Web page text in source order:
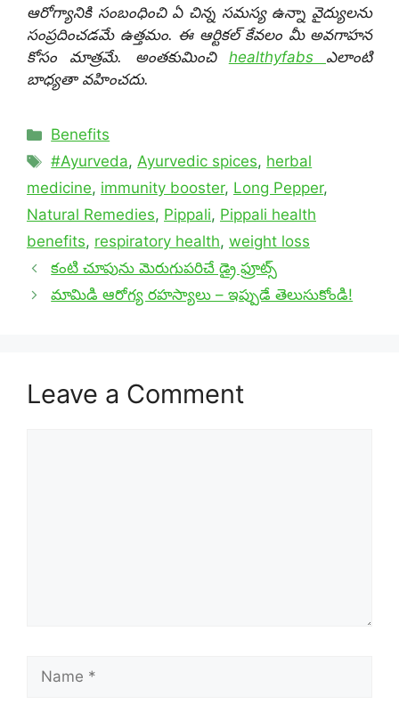
ఆరోగ్యానికి సంబంధించి ఏ చిన్న సమస్య ఉన్నా వైద్యులను
సంప్రదించడమే ఉత్తమం. ఈ ఆర్టికల్ కేవలం మీ అవగాహన
కోసం మాత్రమే. అంతకుమించి healthyfabs ఎలాంటి
బాధ్యతా వహించదు.
Categories
Benefits
Tags
#Ayurveda,Ayurvedic spices, herbal
medicine, immunity booster, Long Pepper,
Natural Remedies, Pippali, Pippali health
benefits, respiratory health, weight loss
కంటి చూపును మెరుగుపరిచే డ్రై ఫ్రూట్స్
మామిడి ఆరోగ్య రహస్యాలు – ఇప్పుడే తెలుసుకోండి!
Leave a Comment